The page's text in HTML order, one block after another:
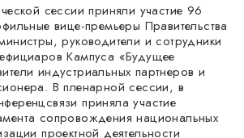
сессии приняли участие 96
вице-премьеры Правительства
руководители и сотрудники
Кампуса «Будущее
индустриальных партнеров и
В пленарной сессии, в
приняла участие
сопровождения национальных
проектной деятельности